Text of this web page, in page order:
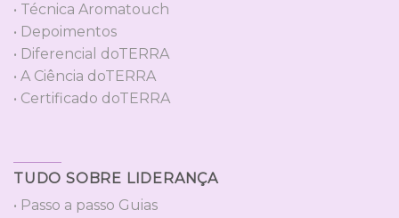
• Técnica Aromatouch
• Depoimentos
• Diferencial doTERRA
• A Ciência doTERRA
• Certificado doTERRA
TUDO SOBRE LIDERANÇA
• Passo a passo Guias